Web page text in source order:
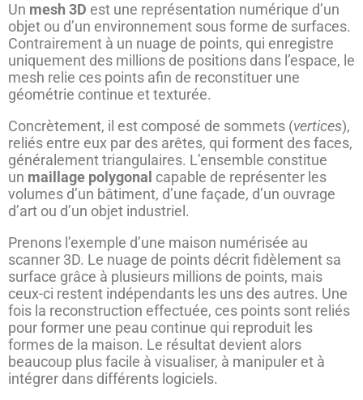
Un mesh 3D est une représentation numérique d’un
objet ou d’un environnement sous forme de surfaces.
Contrairement à un nuage de points, qui enregistre
uniquement des millions de positions dans l’espace, le
mesh relie ces points afin de reconstituer une
géométrie continue et texturée.
Concrètement, il est composé de sommets (vertices),
reliés entre eux par des arêtes, qui forment des faces,
généralement triangulaires. L’ensemble constitue
un maillage polygonal capable de représenter les
volumes d’un bâtiment, d’une façade, d’un ouvrage
d’art ou d’un objet industriel.
Prenons l’exemple d’une maison numérisée au
scanner 3D. Le nuage de points décrit fidèlement sa
surface grâce à plusieurs millions de points, mais
ceux-ci restent indépendants les uns des autres. Une
fois la reconstruction effectuée, ces points sont reliés
pour former une peau continue qui reproduit les
formes de la maison. Le résultat devient alors
beaucoup plus facile à visualiser, à manipuler et à
intégrer dans différents logiciels.